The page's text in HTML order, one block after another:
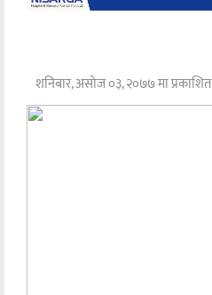
शनिबार, असोज ०३, २०७७ मा प्रकाशित